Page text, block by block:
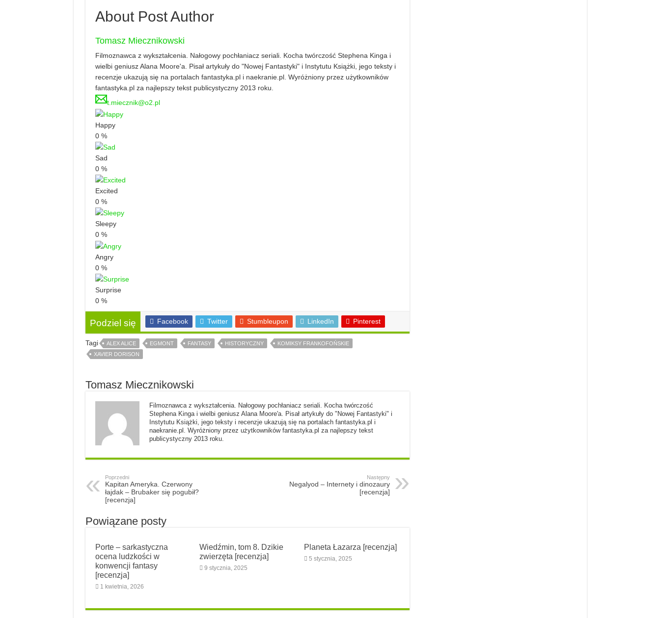
About Post Author
Tomasz Miecznikowski
Filmoznawca z wykształcenia. Nałogowy pochłaniacz seriali. Kocha twórczość Stephena Kinga i
wielbi geniusz Alana Moore'a. Pisał artykuły do "Nowej Fantastyki" i Instytutu Książki, jego teksty i
recenzje ukazują się na portalach fantastyka.pl i naekranie.pl. Wyróżniony przez użytkowników
fantastyka.pl za najlepszy tekst publicystyczny 2013 roku.
t.miecznik@o2.pl
Happy
0%
Sad
0%
Excited
0%
Sleepy
0%
Angry
0%
Surprise
0%
Podziel się Facebook Twitter Stumbleupon LinkedIn Pinterest
Tagi ALEX ALICE EGMONT FANTASY HISTORYCZNY
KOMIKSY FRANKOFOŃSKIE
XAVIER DORISON
Tomasz Miecznikowski
Filmoznawca z wykształcenia. Nałogowy pochłaniacz seriali. Kocha twórczość
Stephena Kinga i wielbi geniusz Alana Moore'a. Pisał artykuły do "Nowej Fantastyki" i
Instytutu Książki, jego teksty i recenzje ukazują się na portalach fantastyka.pl i
naekranie.pl. Wyróżniony przez użytkowników fantastyka.pl za najlepszy tekst
publicystyczny 2013 roku.
Poprzedni
Kapitan Ameryka. Czerwony
łajdak – Brubaker się pogubił?
[recenzja]
Następny
Negalyod – Internety i dinozaury
[recenzja]
Powiązane posty
Porte – sarkastyczna
ocena ludzkości w
konwencji fantasy
[recenzja]
1 kwietnia, 2026
Wiedźmin, tom 8. Dzikie
zwierzęta [recenzja]
9 stycznia, 2025
Planeta Łazarza [recenzja]
5 stycznia, 2025